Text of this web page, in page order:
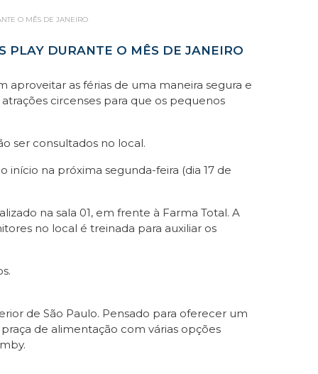
O MÊS DE JANEIRO
PLAY DURANTE O MÊS DE JANEIRO
aproveitar as férias de uma maneira segura e
circenses para que os pequenos
ser consultados no local.
início na próxima segunda-feira (dia 17 de
na sala 01, em frente à Farma Total. A
no local é treinada para auxiliar os
de São Paulo. Pensado para oferecer um
de alimentação com várias opções